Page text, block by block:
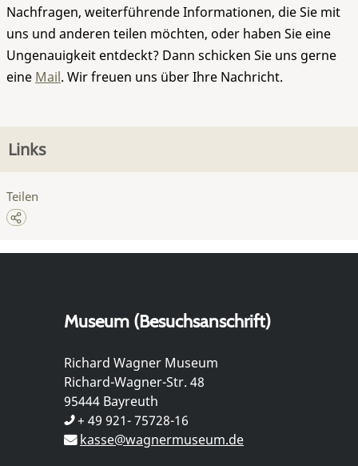
Nachfragen, weiterführende Informationen, die Sie mit
uns und anderen teilen möchten, oder haben Sie eine
Ungenauigkeit entdeckt? Dann schicken Sie uns gerne
eine Mail. Wir freuen uns über Ihre Nachricht.
Links
Teilen
Museum (Besuchsanschrift)
Richard Wagner Museum
Richard-Wagner-Str. 48
95444 Bayreuth
+ 49 921- 75728-16
kasse@wagnermuseum.de